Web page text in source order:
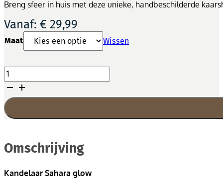
Breng sfeer in huis met deze unieke, handbeschilderde
Vanaf: € 29,99
Maat Wissen
Kandelaar Sahara
glow
aantal
Omschrijving
Kandelaar Sahara glow